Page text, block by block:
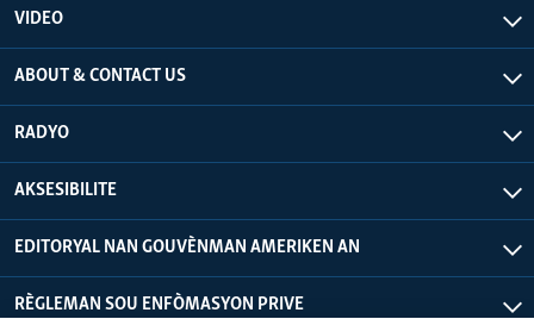
VIDEO
ABOUT & CONTACT US
RADYO
AKSESIBILITE
EDITORYAL NAN GOUVÈNMAN AMERIKEN AN
RÈGLEMAN SOU ENFÒMASYON PRIVE